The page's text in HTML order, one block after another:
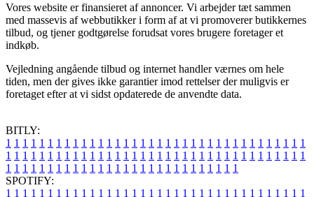
Vores website er finansieret af annoncer. Vi arbejder tæt sammen
med massevis af webbutikker i form af at vi promoverer butikkernes
tilbud, og tjener godtgørelse forudsat vores brugere foretager et
indkøb.
Vejledning angående tilbud og internet handler værnes om hele
tiden, men der gives ikke garantier imod rettelser der muligvis er
foretaget efter at vi sidst opdaterede de anvendte data.
BITLY:
1 1 1 1 1 1 1 1 1 1 1 1 1 1 1 1 1 1 1 1 1 1 1 1 1 1 1 1 1 1 1 1 1 1 1 1
1 1 1 1 1 1 1 1 1 1 1 1 1 1 1 1 1 1 1 1 1 1 1 1 1 1 1 1 1 1 1 1 1 1 1 1
1 1 1 1 1 1 1 1 1 1 1 1 1 1 1 1 1 1 1 1 1 1 1 1 1 1 1 1
SPOTIFY:
1 1 1 1 1 1 1 1 1 1 1 1 1 1 1 1 1 1 1 1 1 1 1 1 1 1 1 1 1 1 1 1 1 1 1 1